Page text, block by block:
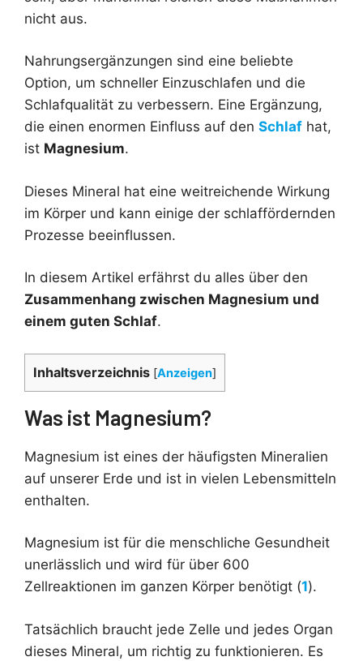
nicht aus.
Nahrungsergänzungen sind eine beliebte
Option, um schneller Einzuschlafen und die
Schlafqualität zu verbessern. Eine Ergänzung,
die einen enormen Einfluss auf den Schlaf hat,
ist Magnesium.
Dieses Mineral hat eine weitreichende Wirkung
im Körper und kann einige der schlaffördernden
Prozesse beeinflussen.
In diesem Artikel erfährst du alles über den
Zusammenhang zwischen Magnesium und
einem guten Schlaf.
Inhaltsverzeichnis [Anzeigen]
Was ist Magnesium?
Magnesium ist eines der häufigsten Mineralien
auf unserer Erde und ist in vielen Lebensmitteln
enthalten.
Magnesium ist für die menschliche Gesundheit
unerlässlich und wird für über 600
Zellreaktionen im ganzen Körper benötigt (1).
Tatsächlich braucht jede Zelle und jedes Organ
dieses Mineral, um richtig zu funktionieren. Es